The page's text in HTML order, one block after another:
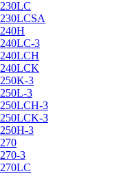
3
3
3
3
3
3
3